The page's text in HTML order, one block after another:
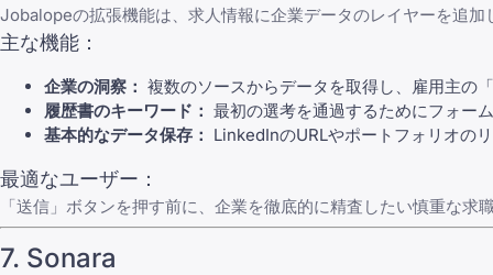
Jobalopeの拡張機能は、求人情報に企業データのレイヤーを追
主な機能：
企業の洞察： 複数のソースからデータを取得し、雇用主の
履歴書のキーワード： 最初の選考を通過するためにフォー
基本的なデータ保存： LinkedInのURLやポートフォリオの
最適なユーザー：
「送信」ボタンを押す前に、企業を徹底的に精査したい慎重な求
7. Sonara